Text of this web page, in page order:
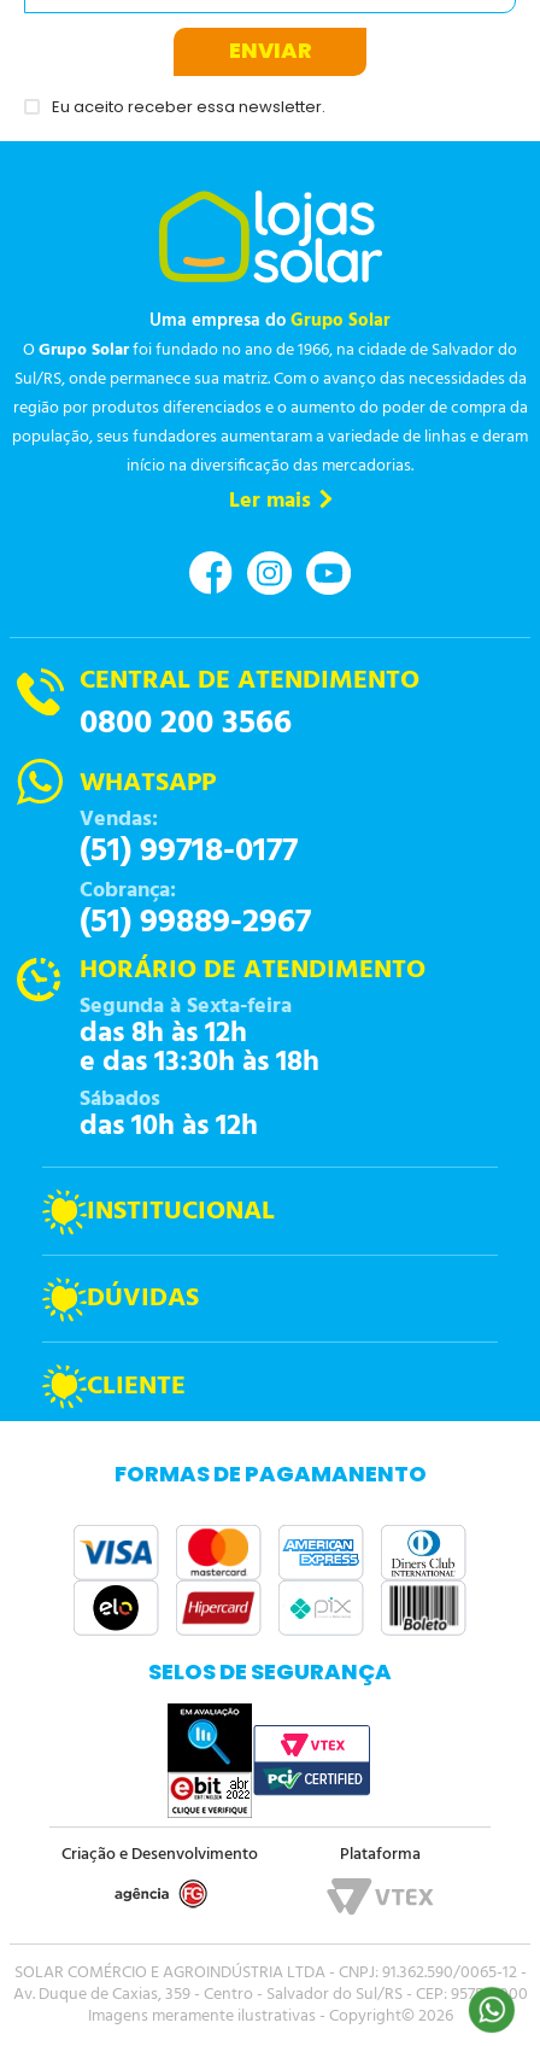
ENVIAR
Eu aceito receber essa newsletter.
Uma empresa doGrupo Solar
OGrupo Solarfoi fundado no ano de 1966, na cidade de Salvador do
Sul/RS, onde permanece sua matriz. Com o avanço das necessidades da
região por produtos diferenciados e o aumento do poder de compra da
população, seus fundadores aumentaram a variedade de linhas e deram
início na diversificação das mercadorias.
Ler mais
CENTRAL DE ATENDIMENTO
0800 200 3566
WHATSAPP
Vendas:
(51) 99718-0177
Cobrança:
(51) 99889-2967
HORÁRIO DE ATENDIMENTO
Segunda à Sexta-feira
das 8h às 12h
e das 13:30h às 18h
Sábados
das 10h às 12h
INSTITUCIONAL
DÚVIDAS
CLIENTE
FORMAS DE PAGAMANENTO
SELOS DE SEGURANÇA
Criação e Desenvolvimento Plataforma
SOLAR COMÉRCIO E AGROINDÚSTRIA LTDA - CNPJ: 91.362.590/0065-12 -
Av. Duque de Caxias, 359 - Centro - Salvador do Sul/RS - CEP: 95750-000
Imagens meramente ilustrativas - Copyright© 2026